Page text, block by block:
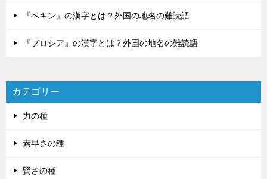
『ペキン』の漢字とは？外国の地名の難読語
『プロシア』の漢字とは？外国の地名の難読語
カテゴリー
力の種
素早さの種
賢さの種